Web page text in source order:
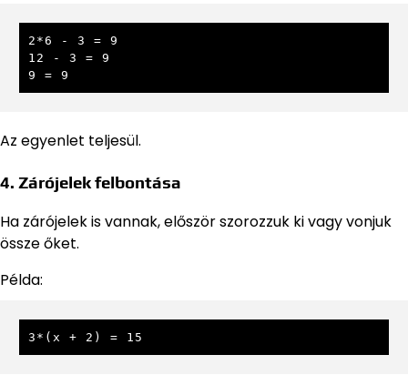
2*6 - 3 = 9
12 - 3 = 9
9 = 9
Az egyenlet teljesül.
4. Zárójelek felbontása
Ha zárójelek is vannak, először szorozzuk ki vagy vonjuk
össze őket.
Példa:
3*(x + 2) = 15